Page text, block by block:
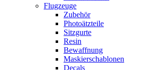
Flugzeuge
Zubehör
Photoätzteile
Sitzgurte
Resin
Bewaffnung
Maskierschablonen
Decals